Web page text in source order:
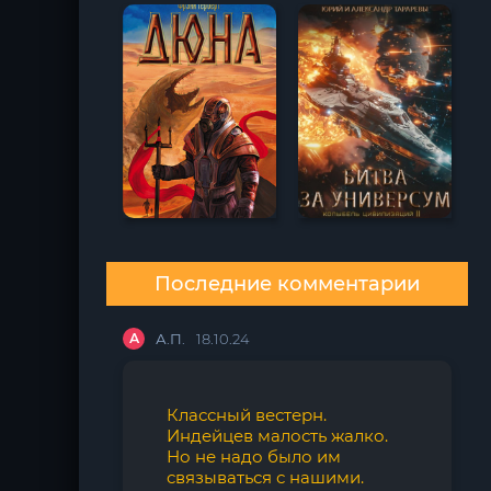
Последние комментарии
А А.П. 18.10.24
Классный вестерн.
Индейцев малость жалко.
Но не надо было им
связываться с нашими.